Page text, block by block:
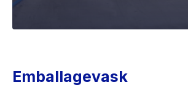
Emballagevask